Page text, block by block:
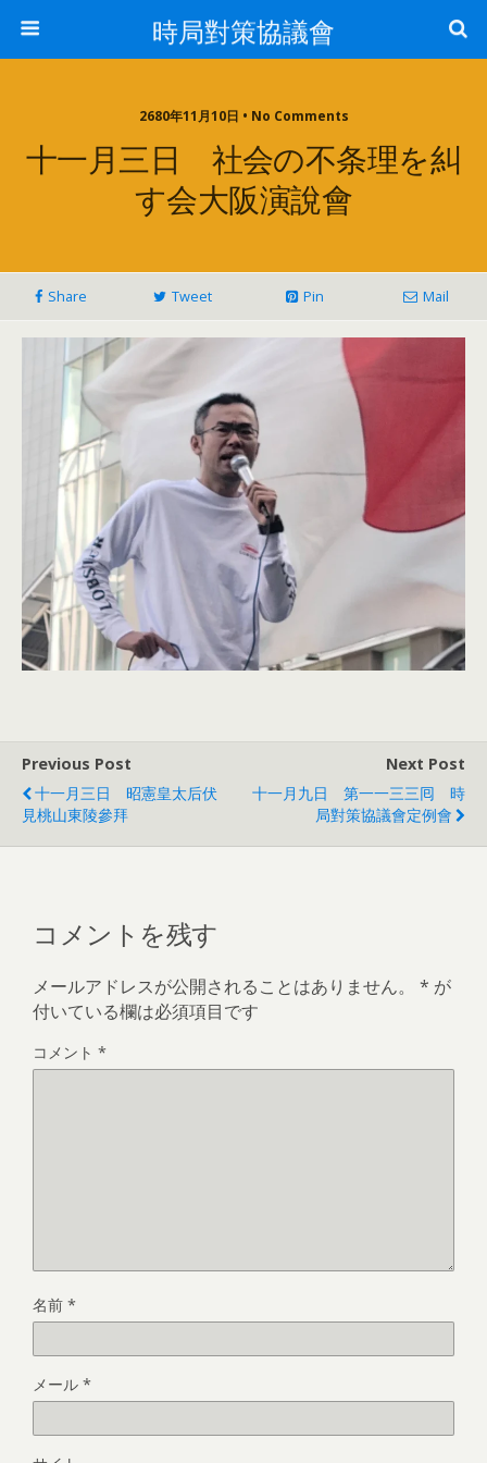
時局對策協議會
2680年11月10日 • No Comments
十一月三日 社会の不条理を糾
す会大阪演說會
Share Tweet Pin Mail
Previous Post
十一月三日 昭憲皇太后伏
見桃山東陵參拜
Next Post
十一月九日 第一一三三囘 時
局對策協議會定例會
コメントを残す
メールアドレスが公開されることはありません。 * が
付いている欄は必須項目です
コメント *
名前 *
メール *